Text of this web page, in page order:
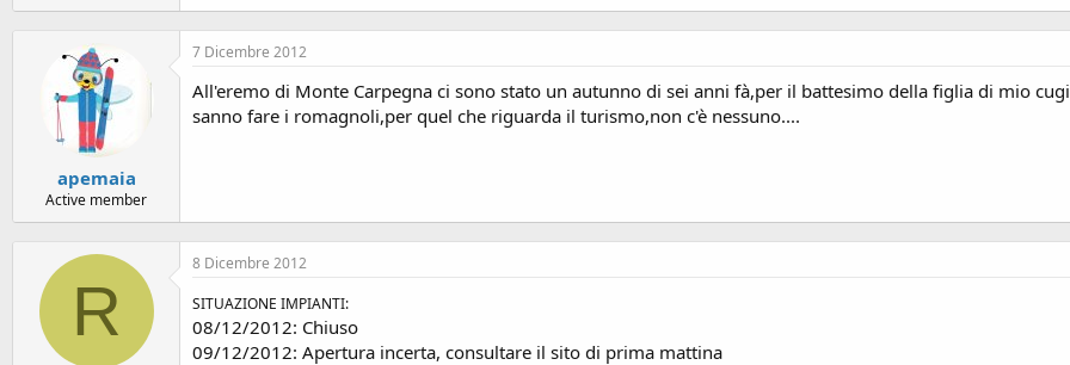
apemaia
Active member
7 Dicembre 2012
All'eremo di Monte Carpegna ci sono stato un autunno di sei anni fà,per il battesimo della figlia di mio
sanno fare i romagnoli,per quel che riguarda il turismo,non c'è nessuno....
R
8 Dicembre 2012
SITUAZIONE IMPIANTI:
08/12/2012: Chiuso
09/12/2012: Apertura incerta, consultare il sito di prima mattina